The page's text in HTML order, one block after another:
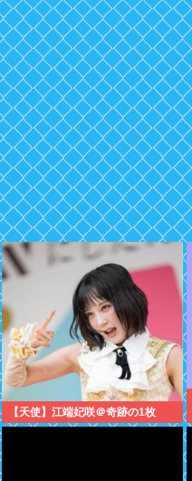
【天使】江端妃咲＠奇跡の1枚